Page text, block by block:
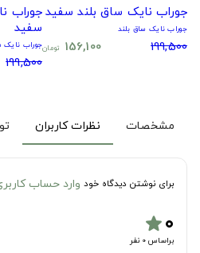
جوراب نایک ساق بلند سفید
جوراب نایک ساق بلند
199,500
156,100 تومان
جوراب
سفید
جوراب نایک
199,500
مشخصات نظرات کاربران
برای نوشتن دیدگاه خود وارد حساب
۰star
براساس 0 نفر